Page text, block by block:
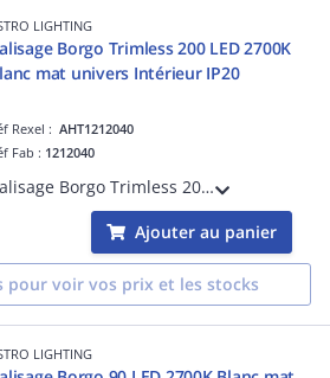
LIGHTING
Borgo Trimless 200 LED 2700K
mat univers Intérieur IP20
Rexel :AHT1212040
Fab : 1212040
Balisage Borgo Trimless 200 LED 2700K Blanc mat référence 1212040 univers Intérieur source incluse 1 x 2W LED dimmable driver requis IP20 Classe III - Basse tension Zone 3
Ajouter au panier
pour voir vos prix et les stocks
LIGHTING